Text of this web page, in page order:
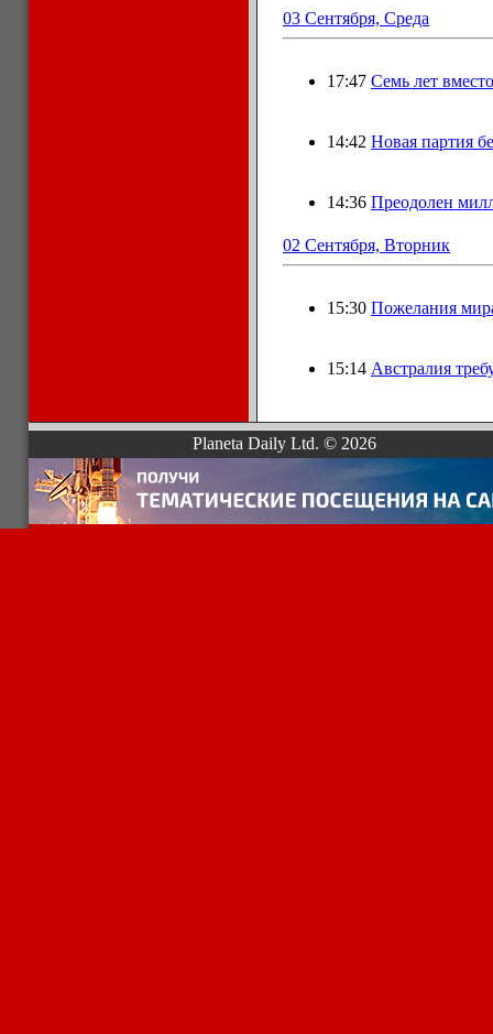
03 Сентября, Среда
17:47 Семь лет
14:42 Новая партия
14:36 Преодолен
02 Сентября, Вторник
15:30 Пожелания
15:14 Австралия
Planeta Daily Ltd. © 2026